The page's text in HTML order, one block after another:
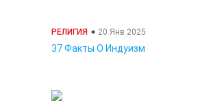
РЕЛИГИЯ 20 Янв 2025
37 Факты О Индуизм